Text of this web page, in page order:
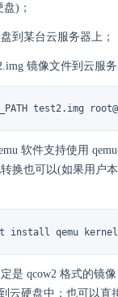
)；
到某台云服务器上；
镜像文件到云服务
test2.img
软件支持使用
换也可以(如果用户本
install qemu
是 qcow2 格式的镜
云硬盘中；也可以直